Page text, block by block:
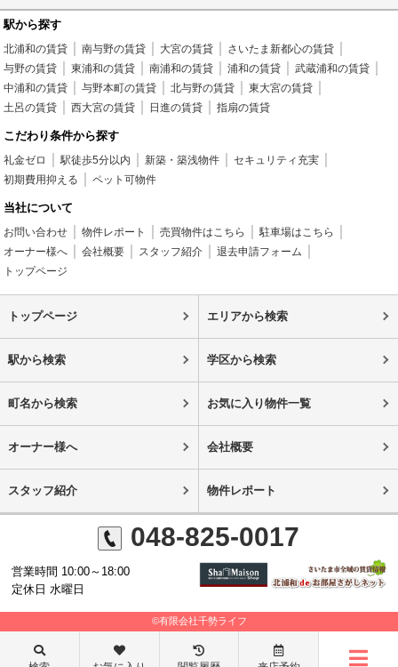
駅から探す
北浦和の賃貸 南与野の賃貸 大宮の賃貸
さいたま新都心の賃貸
与野の賃貸
東浦和の賃貸 南浦和の賃貸 浦和の賃貸
武蔵浦和の賃貸
中浦和の賃貸
与野本町の賃貸 北与野の賃貸
東大宮の賃貸
土呂の賃貸
西大宮の賃貸 日進の賃貸 指扇の賃貸
こだわり条件から探す
礼金ゼロ 駅徒歩5分以内 新築・築浅物件
セキュリティ充実
初期費用抑える
ペット可物件
当社について
お問い合わせ 物件レポート 売買物件はこちら
駐車場はこちら
オーナー様へ
会社概要 スタッフ紹介
退去申請フォーム
トップページ
トップページ エリアから検索
駅から検索 学区から検索
町名から検索 お気に入り物件一覧
オーナー様へ 会社概要
スタッフ紹介 物件レポート
048-825-0017
営業時間 10:00～18:00
定休日 水曜日
©有限会社千勢ライフ